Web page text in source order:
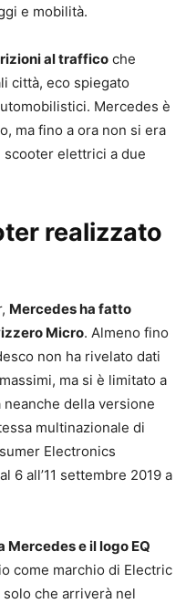
e mobilità.
al traffico che
città, eco spiegato
Mercedes è
ma fino a ora non si era
scooter elettrici a due
realizzato
Mercedes ha fatto
Micro. Almeno fino
non ha rivelato dati
ma si è limitato a
neanche della versione
multinazionale di
Electronics
6 all’11 settembre 2019 a
Mercedes e il logo EQ
come marchio di Electric
che arriverà nel